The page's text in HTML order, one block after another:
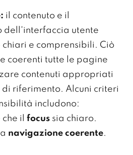
il contenuto e il
dell'interfaccia utente
chiari e comprensibili. Ciò
coerenti tutte le pagine
contenuti appropriati
riferimento. Alcuni criteri
includono:
il focus sia chiaro.
navigazione coerente.